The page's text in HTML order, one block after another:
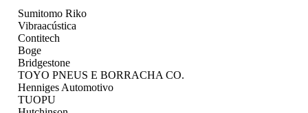
Sumitomo Riko
Vibraacústica
Contitech
Boge
Bridgestone
TOYO PNEUS E BORRACHA CO.
Henniges Automotivo
TUOPU